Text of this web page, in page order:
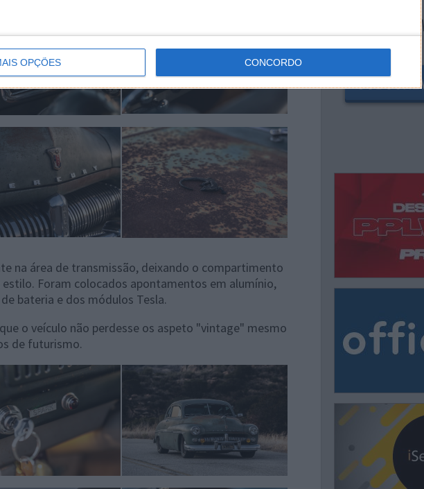
OPÇÕES CONCORDO
na área de transmissão, deixando o compartimento
Foram colocados apontamentos em alumínio,
bateria e dos módulos Tesla.
o veículo não perdesse os aspeto "vintage" mesmo
de futurismo.
NEWSLETTER